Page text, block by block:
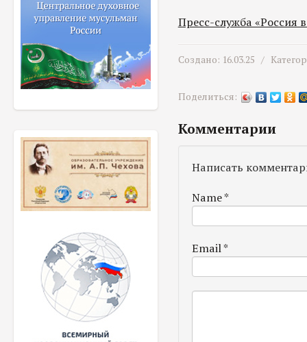
Пресс-служба «Россия
Создано: 16.03.25 /
Поделиться:
Комментарии
Написать
Name*
Email*